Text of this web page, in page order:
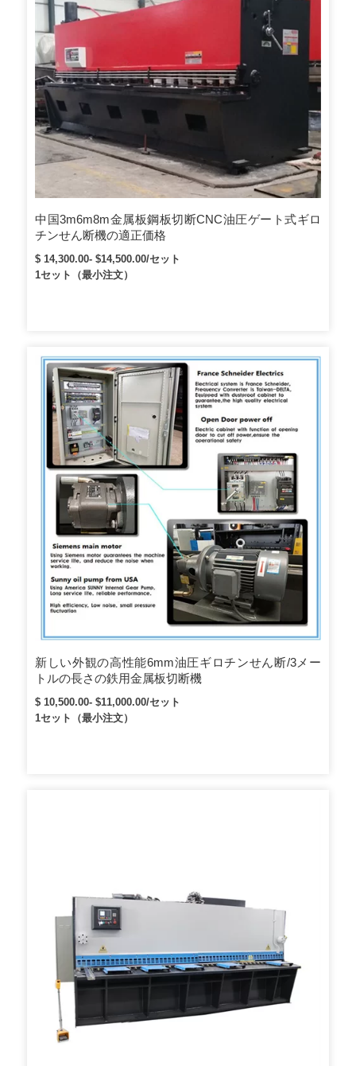
中国3m6m8m金属板鋼板切断CNC油圧ゲート式ギロ
チンせん断機の適正価格
$ 14,300.00- $14,500.00/セット
1セット（最小注文）
新しい外観の高性能6mm油圧ギロチンせん断/3メー
トルの長さの鉄用金属板切断機
$ 10,500.00- $11,000.00/セット
1セット（最小注文）